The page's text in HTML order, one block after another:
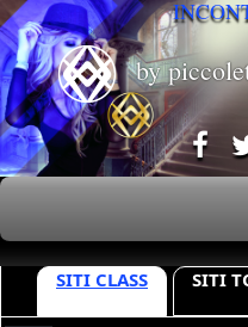
by
SITI CLASS SITI